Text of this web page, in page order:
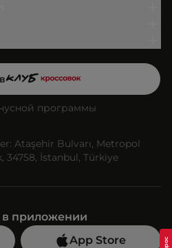
программы
Ataşehir Bulvarı, Metropol
34758, İstanbul, Türkiye
в приложении
App Store